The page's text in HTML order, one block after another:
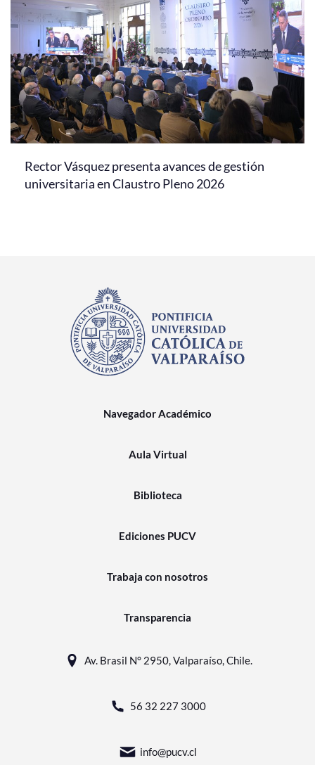
Rector Vásquez presenta avances de gestión
universitaria en Claustro Pleno 2026
Navegador Académico
Aula Virtual
Biblioteca
Ediciones PUCV
Trabaja con nosotros
Transparencia
Av. Brasil N° 2950, Valparaíso, Chile.
56 32 227 3000
info@pucv.cl